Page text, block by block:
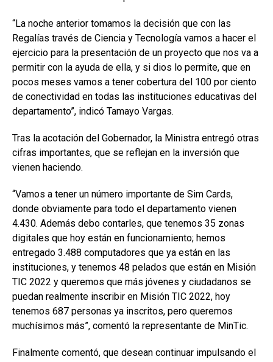
“La noche anterior tomamos la decisión que con las
Regalías través de Ciencia y Tecnología vamos a hacer el
ejercicio para la presentación de un proyecto que nos va a
permitir con la ayuda de ella, y si dios lo permite, que en
pocos meses vamos a tener cobertura del 100 por ciento
de conectividad en todas las instituciones educativas del
departamento”, indicó Tamayo Vargas.
Tras la acotación del Gobernador, la Ministra entregó otras
cifras importantes, que se reflejan en la inversión que
vienen haciendo.
“Vamos a tener un número importante de Sim Cards,
donde obviamente para todo el departamento vienen
4.430. Además debo contarles, que tenemos 35 zonas
digitales que hoy están en funcionamiento; hemos
entregado 3.488 computadores que ya están en las
instituciones, y tenemos 48 pelados que están en Misión
TIC 2022 y queremos que más jóvenes y ciudadanos se
puedan realmente inscribir en Misión TIC 2022, hoy
tenemos 687 personas ya inscritos, pero queremos
muchísimos más”, comentó la representante de MinTic.
Finalmente comentó, que desean continuar impulsando el